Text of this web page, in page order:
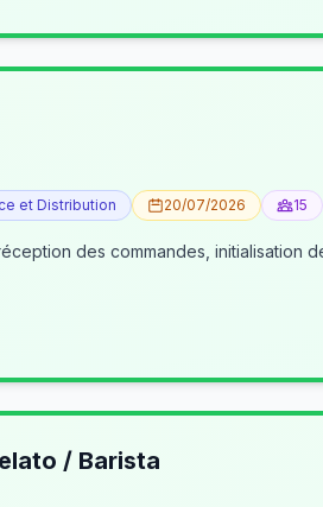
et Distribution 20/07/2026 15
des commandes, initialisation
/ Barista